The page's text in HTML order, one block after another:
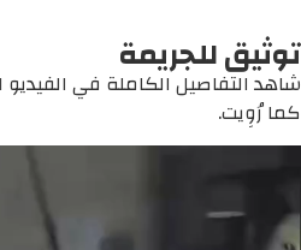
توثيق للجريمة
شاهد التفاصيل الكاملة في الفيديو
كما رُوِيت.